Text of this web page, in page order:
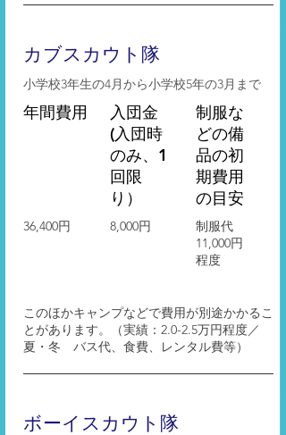
​カブスカウト隊
小学校3年生の4月から小学校5年の3月まで
年間費用
入団金
(入団時
のみ、1
回限
り）
36,400円 8,000円
​制服な
どの備
品の初
期費用
の目安
制服代
11,000円
程度
​このほかキャンプなどで費用が別途かかるこ
とがあります。（実績：2.0-2.5万円程度／
夏・冬 バス代、食費、レンタル費等）
​ボーイスカウト隊